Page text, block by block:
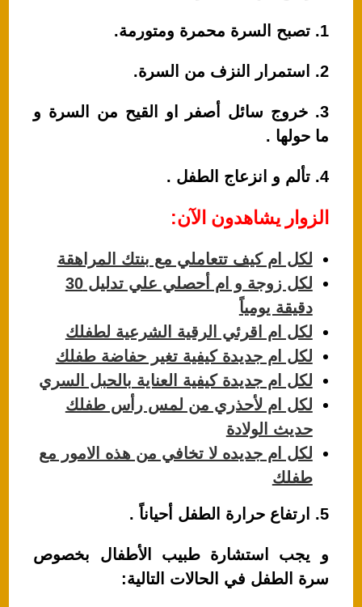
1. تصبح السرة محمرة ومتورمة.
2. استمرار النزف من السرة.
3. خروج سائل أصفر او القيح من السرة و
ما حولها .
4. تألم و انزعاج الطفل .
الزوار يشاهدون الآن:
لكل ام كيف تتعاملي مع بنتك المراهقة
لكل زوجة و ام أحصلي علي تدليل 30
دقيقة يومياً
لكل ام اقرئي الرقية الشرعية لطفلك
لكل ام جديدة كيفية تغير حفاضة طفلك
لكل ام جديدة كيفية العناية بالحبل السري
لكل ام لأحذري من لمس رأس طفلك
حديث الولادة
لكل ام جديده لا تخافي من هذه الامور مع
طفلك
5. ارتفاع حرارة الطفل أحياناً .
و يجب استشارة طبيب الأطفال بخصوص
سرة الطفل في الحالات التالية: